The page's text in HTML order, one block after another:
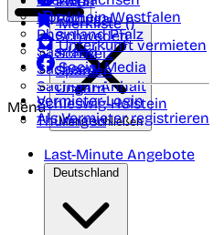
Nordrhein-Westfalen
Rheinland Pfalz
Saarland
Sachsen
Sachsen-Anhalt
Schleswig-Holstein
Thüringen
Portugal
Schweden
Schweiz
Spanien
Ungarn
Merkliste ()
Unterkunft vermieten
Social Media
Vermieter-Login
Als Vermieter registrieren
Menü
Menü schließen
Last-Minute Angebote
Deutschland